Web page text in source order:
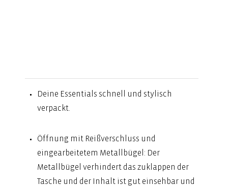
Deine Essentials schnell und stylisch
verpackt.
Öffnung mit Reißverschluss und
eingearbeitetem Metallbügel: Der
Metallbügel verhindert das zuklappen der
Tasche und der Inhalt ist gut einsehbar und